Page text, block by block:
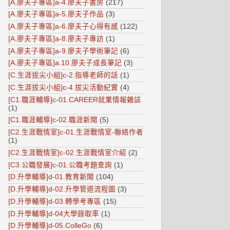
[A.廖夫子專區]a-4.廖夫子書房 (217)
[A.廖夫子專區]a-5.廖夫子作品 (3)
[A.廖夫子專區]a-6.廖夫子心得有感 (122)
[A.廖夫子專區]a-8.廖夫子專訪 (1)
[A.廖夫子專區]a-9.廖夫子學術筆記 (6)
[A.廖夫子專區]a.10.廖夫子成長筆記 (3)
[C.生涯拔尖小組]c-2.指導老師的話 (1)
[C.生涯拔尖小組]c-4.拔尖活動紀實 (4)
[C1.職涯輔導]c-01.CAREER就業情報雜誌
(1)
[C1.職涯輔導]c-02.職涯新聞 (5)
[C2.生涯戰情室]c-01.生涯戰情室-聯絡作者
(1)
[C2.生涯戰情室]c-02.生涯戰情室介紹 (2)
[C3.公職發展]c-01.公職考題查詢 (1)
[D.升學輔導]d-01.教育新聞 (104)
[D.升學輔導]d-02.升學管道流程圖 (3)
[D.升學輔導]d-03.轉學考專區 (15)
[D.升學輔導]d-04大學錄取率 (1)
[D.升學輔導]d-05.ColleGo (6)